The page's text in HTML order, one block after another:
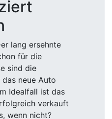
lang ersehnte
für die
sind die
neue Auto
Idealfall ist das
verkauft
wenn nicht?